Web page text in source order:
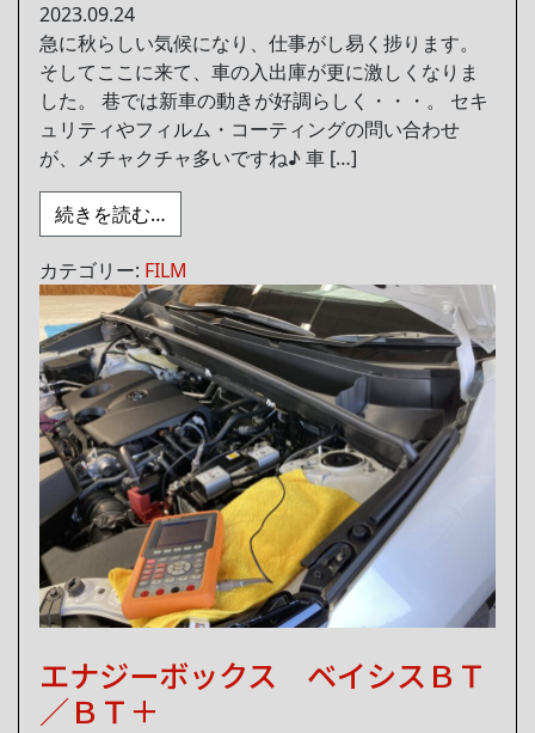
2023.09.24
急に秋らしい気候になり、仕事がし易く捗ります。
そしてここに来て、車の入出庫が更に激しくなりま
した。 巷では新車の動きが好調らしく・・・。 セキ
ュリティやフィルム・コーティングの問い合わせ
が、メチャクチャ多いですね♪ 車 […]
続きを読む…
カテゴリー: FILM
エナジーボックス ベイシスＢＴ
／ＢＴ＋